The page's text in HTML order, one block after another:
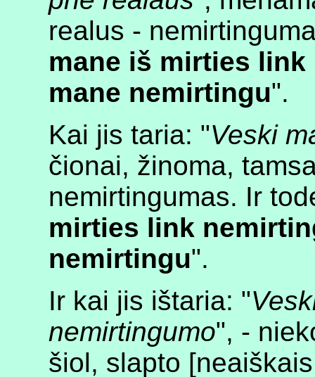
realus -
mane iš mirties
mane nemirtingu".
Kai jis taria: "Veski
čionai, žinoma,
nemirtingumas. Ir
mirties link
nemirtingu".
Ir kai jis ištaria: "
nemirtingumo", -
šiol, slapto